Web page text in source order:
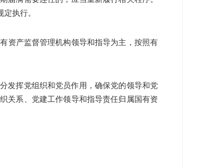
执行。
资产监督管理机构领导和指导为主，按照有
发挥党组织和党员作用，确保党的领导和党
关系、党建工作领导和指导责任归属国有资